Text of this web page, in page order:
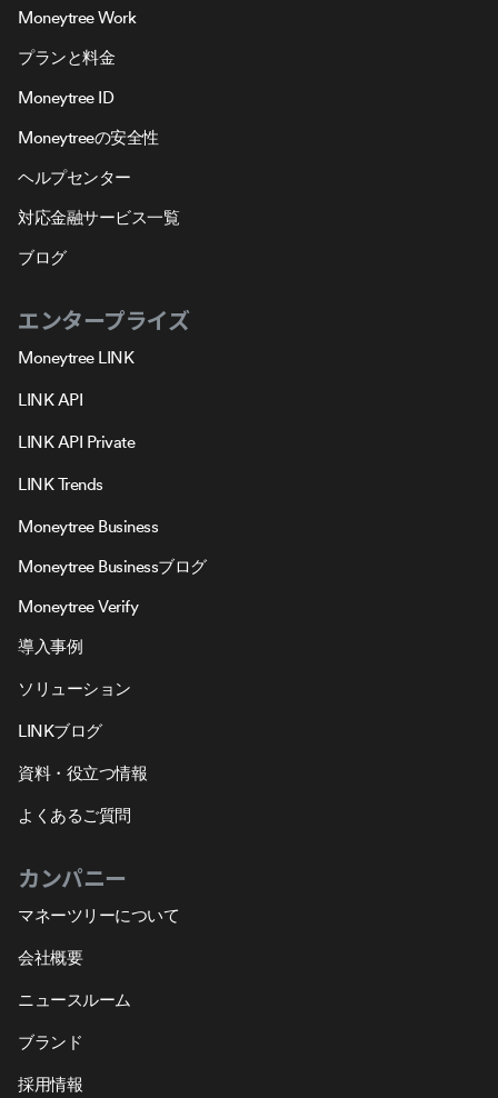
Moneytree Work
プランと料金
Moneytree ID
Moneytreeの安全性
ヘルプセンター
対応金融サービス一覧
ブログ
エンタープライズ
Moneytree LINK
LINK API
LINK API Private
LINK Trends
Moneytree Business
Moneytree Businessブログ
Moneytree Verify
導入事例
ソリューション
LINKブログ
資料・役立つ情報
よくあるご質問
カンパニー
マネーツリーについて
会社概要
ニュースルーム
ブランド
採用情報